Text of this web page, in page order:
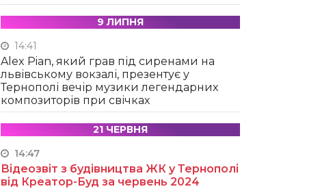
9 ЛИПНЯ
14:41
Alex Pian, який грав під сиренами на
львівському вокзалі, презентує у
Тернополі вечір музики легендарних
композиторів при свічках
21 ЧЕРВНЯ
14:47
Відеозвіт з будівництва ЖК у Тернополі
від Креатор-Буд за червень 2024